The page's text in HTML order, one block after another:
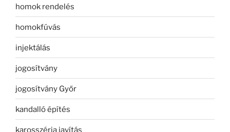
homok rendelés
homokfúvás
injektálás
jogosítvány
jogosítvány Győr
kandalló építés
karosszéria javítás